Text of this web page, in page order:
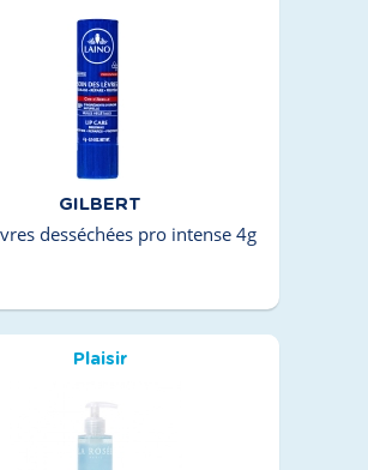
GILBERT
desséchées pro intense 4g
Plaisir